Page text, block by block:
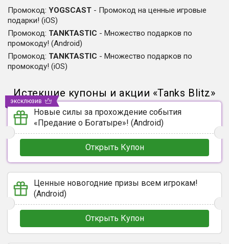
Промокод: YOGSCAST - Промокод на ценные игровые
подарки! (iOS)
Промокод: TANKTASTIC - Множество подарков по
промокоду! (Android)
Промокод: TANKTASTIC - Множество подарков по
промокоду! (iOS)
Истекшие купоны и акции «Tanks Blitz»
Новые силы за прохождение события
«Предание о Богатыре»! (Android)
Открыть Купон
эксклюзив
Ценные новогодние призы всем игрокам!
(Android)
Открыть Купон